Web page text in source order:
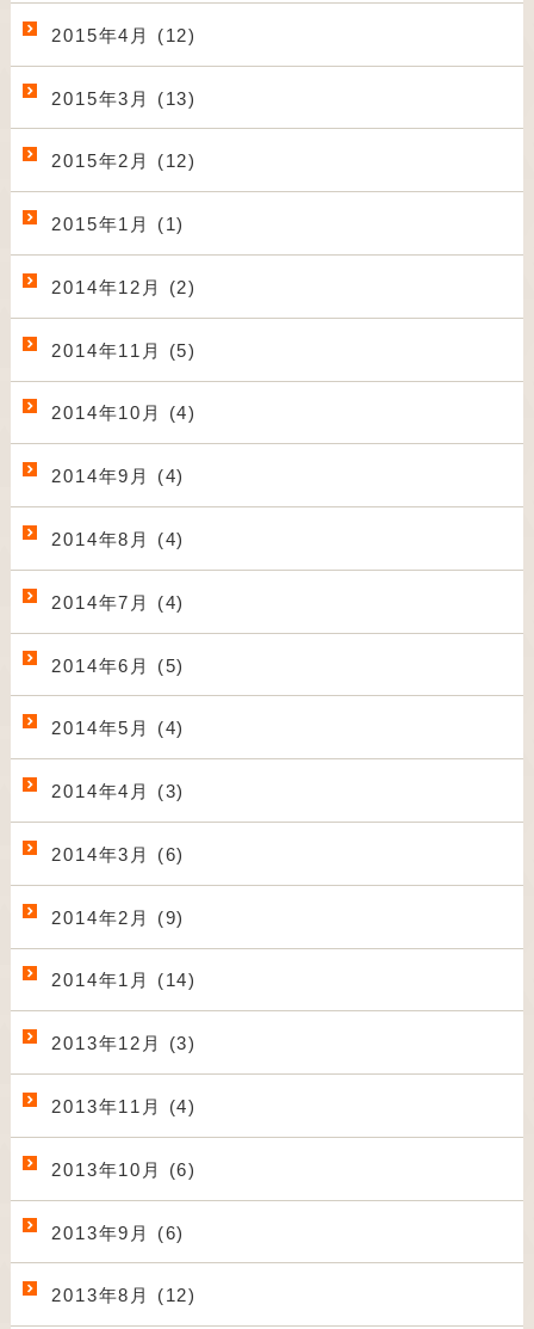
2015年4月 (12)
2015年3月 (13)
2015年2月 (12)
2015年1月 (1)
2014年12月 (2)
2014年11月 (5)
2014年10月 (4)
2014年9月 (4)
2014年8月 (4)
2014年7月 (4)
2014年6月 (5)
2014年5月 (4)
2014年4月 (3)
2014年3月 (6)
2014年2月 (9)
2014年1月 (14)
2013年12月 (3)
2013年11月 (4)
2013年10月 (6)
2013年9月 (6)
2013年8月 (12)